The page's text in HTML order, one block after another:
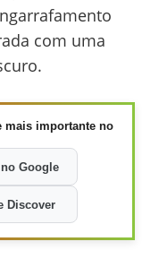
com uma
mais importante no
Google
Discover